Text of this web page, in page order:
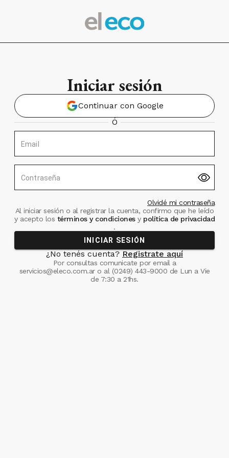
Iniciar sesión
Continuar con Google
Ó
Email
Contraseña
Olvidé mi contraseña
Al iniciar sesión o al registrar la cuenta, confirmo que he leído
y acepto los términos y condiciones ypolítica de privacidad
.
INICIAR SESIÓN
¿No tenés cuenta? Registrate aquí
Por consultas comunicate por email a
servicios@eleco.com.aro al (0249) 443-9000 de Lun a Vie
de 7:30 a 21hs.